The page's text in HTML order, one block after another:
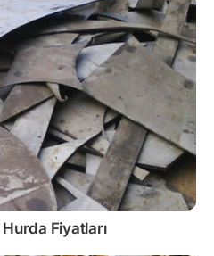
Hurda Fiyatları